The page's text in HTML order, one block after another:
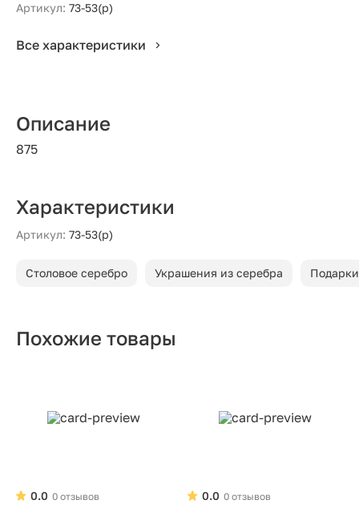
Артикул: 73-53(р)
Все характеристики
Описание
875
Характеристики
Артикул: 73-53(р)
Столовое серебро Украшения из серебра
Похожие товары
0 отзывов
0.0
0 отзывов
0.0